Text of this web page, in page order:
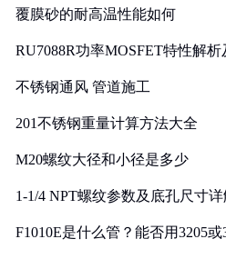
覆膜砂的耐高温性能如何
RU7088R功率MOSFET特性解
不锈钢通风 管道施工
201不锈钢重量计算方法大全
M20螺纹大径和小径是多少
1-1/4 NPT螺纹参数及底孔尺寸
F1010E是什么管？能否用3205或